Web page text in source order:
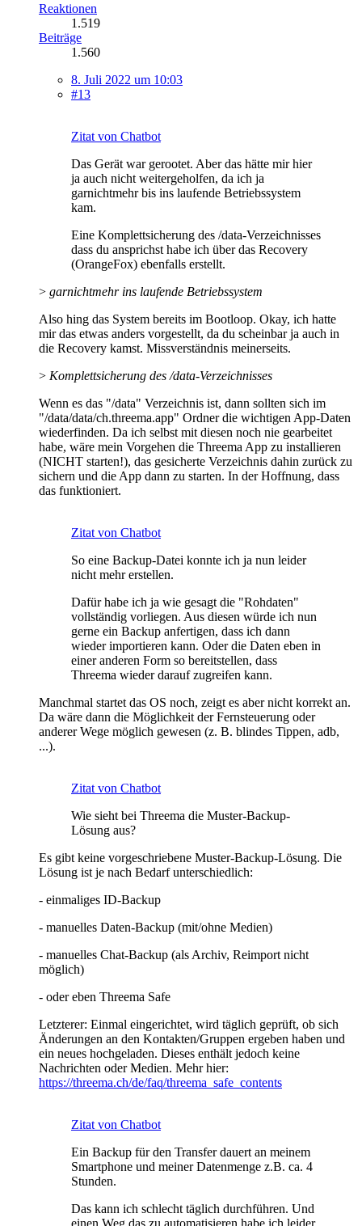
Reaktionen
1.519
Beiträge
1.560
8. Juli 2022 um 10:03
#13
Zitat von Chatbot
Das Gerät war gerootet. Aber das hätte mir hier
ja auch nicht weitergeholfen, da ich ja
garnichtmehr bis ins laufende Betriebssystem
kam.
Eine Komplettsicherung des /data-Verzeichnisses
dass du ansprichst habe ich über das Recovery
(OrangeFox) ebenfalls erstellt.
> garnichtmehr ins laufende Betriebssystem
Also hing das System bereits im Bootloop. Okay, ich hatte
mir das etwas anders vorgestellt, da du scheinbar ja auch in
die Recovery kamst. Missverständnis meinerseits.
> Komplettsicherung des /data-Verzeichnisses
Wenn es das "/data" Verzeichnis ist, dann sollten sich im
"/data/data/ch.threema.app" Ordner die wichtigen App-Daten
wiederfinden. Da ich selbst mit diesen noch nie gearbeitet
habe, wäre mein Vorgehen die Threema App zu installieren
(NICHT starten!), das gesicherte Verzeichnis dahin zurück zu
sichern und die App dann zu starten. In der Hoffnung, dass
das funktioniert.
Zitat von Chatbot
So eine Backup-Datei konnte ich ja nun leider
nicht mehr erstellen.
Dafür habe ich ja wie gesagt die "Rohdaten"
vollständig vorliegen. Aus diesen würde ich nun
gerne ein Backup anfertigen, dass ich dann
wieder importieren kann. Oder die Daten eben in
einer anderen Form so bereitstellen, dass
Threema wieder darauf zugreifen kann.
Manchmal startet das OS noch, zeigt es aber nicht korrekt an.
Da wäre dann die Möglichkeit der Fernsteuerung oder
anderer Wege möglich gewesen (z. B. blindes Tippen, adb,
...).
Zitat von Chatbot
Wie sieht bei Threema die Muster-Backup-
Lösung aus?
Es gibt keine vorgeschriebene Muster-Backup-Lösung. Die
Lösung ist je nach Bedarf unterschiedlich:
- einmaliges ID-Backup
- manuelles Daten-Backup (mit/ohne Medien)
- manuelles Chat-Backup (als Archiv, Reimport nicht
möglich)
- oder eben Threema Safe
Letzterer: Einmal eingerichtet, wird täglich geprüft, ob sich
Änderungen an den Kontakten/Gruppen ergeben haben und
ein neues hochgeladen. Dieses enthält jedoch keine
Nachrichten oder Medien. Mehr hier:
https://threema.ch/de/faq/threema_safe_contents
Zitat von Chatbot
Ein Backup für den Transfer dauert an meinem
Smartphone und meiner Datenmenge z.B. ca. 4
Stunden.
Das kann ich schlecht täglich durchführen. Und
einen Weg das zu automatisieren habe ich leider